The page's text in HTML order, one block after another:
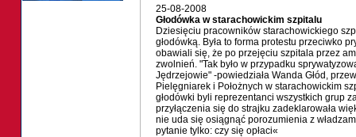
25-08-2008
Głodówka w starachowickim szpitalu
Dziesięciu pracowników starachowickiego
głodówką. Była to forma protestu przeciwko
obawiali się, że po przejęciu szpitala przez
zwolnień. "Tak było w przypadku
Jędrzejowie" -powiedziała Wanda Głód,
Pielęgniarek i Położnych w starachowickim
głodówki byli reprezentanci wszystkich grup
przyłączenia się do strajku zadeklarowała
nie uda się osiągnąć porozumienia z
pytanie tylko: czy się opłaci«